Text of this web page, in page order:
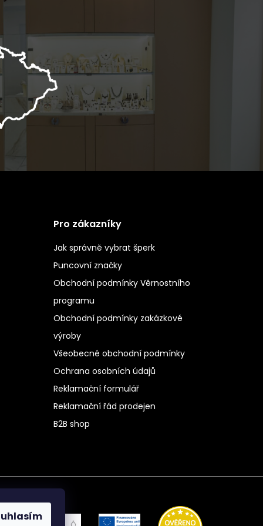
Pro zákazníky
Jak správně vybrat šperk
Puncovní značky
Obchodní podmínky Věrnostního
programu
Obchodní podmínky zakázkové
výroby
Všeobecné obchodní podmínky
Ochrana osobních údajů
Reklamační formulář
Reklamační řád prodejen
B2B shop